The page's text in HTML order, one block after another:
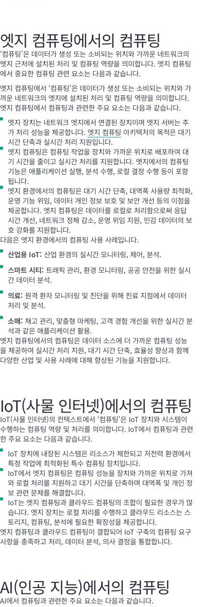
엣지 컴퓨팅에서의 컴퓨팅
‘컴퓨팅’은 데이터가 생성 또는 소비되는 위치와 가까운 네트워크의
엣지 근처에 설치된 처리 및 컴퓨팅 역량을 의미합니다. 엣지 컴퓨팅
에서 중요한 컴퓨팅 관련 요소는 다음과 같습니다.
엣지 컴퓨팅에서 ‘컴퓨팅’은 데이터가 생성 또는 소비되는 위치와 가
까운 네트워크의 엣지에 설치된 처리 및 컴퓨팅 역량을 의미합니다.
엣지 컴퓨팅에서 컴퓨팅과 관련한 주요 요소는 다음과 같습니다.
엣지 장치는 네트워크 엣지에서 연결된 장치이며 엣지 서버는 추
가 처리 성능을 제공합니다. 엣지 컴퓨팅 아키텍처의 목적은 대기
시간 단축과 실시간 처리 지원입니다.
엣지 컴퓨팅은 컴퓨팅 작업을 장치와 가까운 위치로 배포하여 대
기 시간을 줄이고 실시간 처리를 지원합니다. 엣지에서의 컴퓨팅
기능은 애플리케이션 실행, 분석 수행, 로컬 결정 수행 등이 포함
됩니다.
엣지 환경에서의 컴퓨팅은 대기 시간 단축, 대역폭 사용량 최적화,
운영 기능 위임, 데이터 개인 정보 보호 및 보안 개선 등의 이점을
제공합니다. 엣지 컴퓨팅은 데이터를 로컬로 처리함으로써 응답
시간 개선, 네트워크 정체 감소, 운영 위임 지원, 민감 데이터의 보
호 강화를 지원합니다.
다음은 엣지 환경에서의 컴퓨팅 사용 사례입니다.
산업용 IoT: 산업 환경의 실시간 모니터링, 제어, 분석.
스마트 시티: 트래픽 관리, 환경 모니터링, 공공 안전을 위한 실시
간 데이터 분석.
의료: 원격 환자 모니터링 및 진단을 위해 진료 지점에서 데이터
처리 및 분석.
소매: 재고 관리, 맞춤형 마케팅, 고객 경험 개선을 위한 실시간 분
석과 같은 애플리케이션 활용.
엣지 컴퓨팅에서의 컴퓨팅은 데이터 소스에 더 가까운 컴퓨팅 성능
을 제공하여 실시간 처리 지원, 대기 시간 단축, 효율성 향상과 함께
다양한 산업 및 사용 사례에 대해 향상된 기능을 지원합니다.
IoT(사물 인터넷)에서의 컴퓨팅
IoT(사물 인터넷)의 컨텍스트에서 ‘컴퓨팅’은 IoT 장치와 시스템이
수행하는 컴퓨팅 역량 및 처리를 의미합니다. IoT에서 컴퓨팅과 관련
한 주요 요소는 다음과 같습니다.
IoT 장치에 내장된 시스템은 리소스가 제한되고 저전력 환경에서
특정 작업에 최적화된 특수 컴퓨팅 장치입니다.
IoT에서 엣지 컴퓨팅은 컴퓨팅 성능을 장치와 가까운 위치로 가져
와 로컬 처리를 지원하고 대기 시간을 단축하며 대역폭 및 개인 정
보 관련 문제를 해결합니다.
IoT는 엣지 컴퓨팅과 클라우드 컴퓨팅의 조합이 필요한 경우가 많
습니다. 엣지 장치는 로컬 처리를 수행하고 클라우드 리소스는 스
토리지, 컴퓨팅, 분석에 필요한 확장성을 제공합니다.
엣지 컴퓨팅과 클라우드 컴퓨팅이 결합되어 IoT 구축의 컴퓨팅 요구
사항을 충족하고 처리, 데이터 분석, 의사 결정을 통합합니다.
AI(인공 지능)에서의 컴퓨팅
AI에서 컴퓨팅과 관련한 주요 요소는 다음과 같습니다.